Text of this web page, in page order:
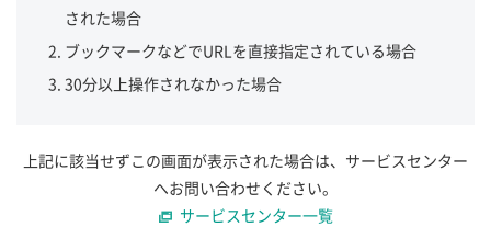
された場合
ブックマークなどでURLを直接指定されている場合
30分以上操作されなかった場合
上記に該当せずこの画面が表示された場合は、サービスセンター
へお問い合わせください。
サービスセンター一覧